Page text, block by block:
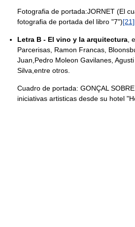
Fotografia de portada:JORNET (El
fotografia de portada del libro "7")[21]
Letra B - El vino y la arquitectura ,
Parcerisas, Ramon Francas,
Juan,Pedro Moleon Gavilanes,
Silva,entre otros.
Cuadro de portada: GONÇAL
iniciativas artisticas desde su hotel